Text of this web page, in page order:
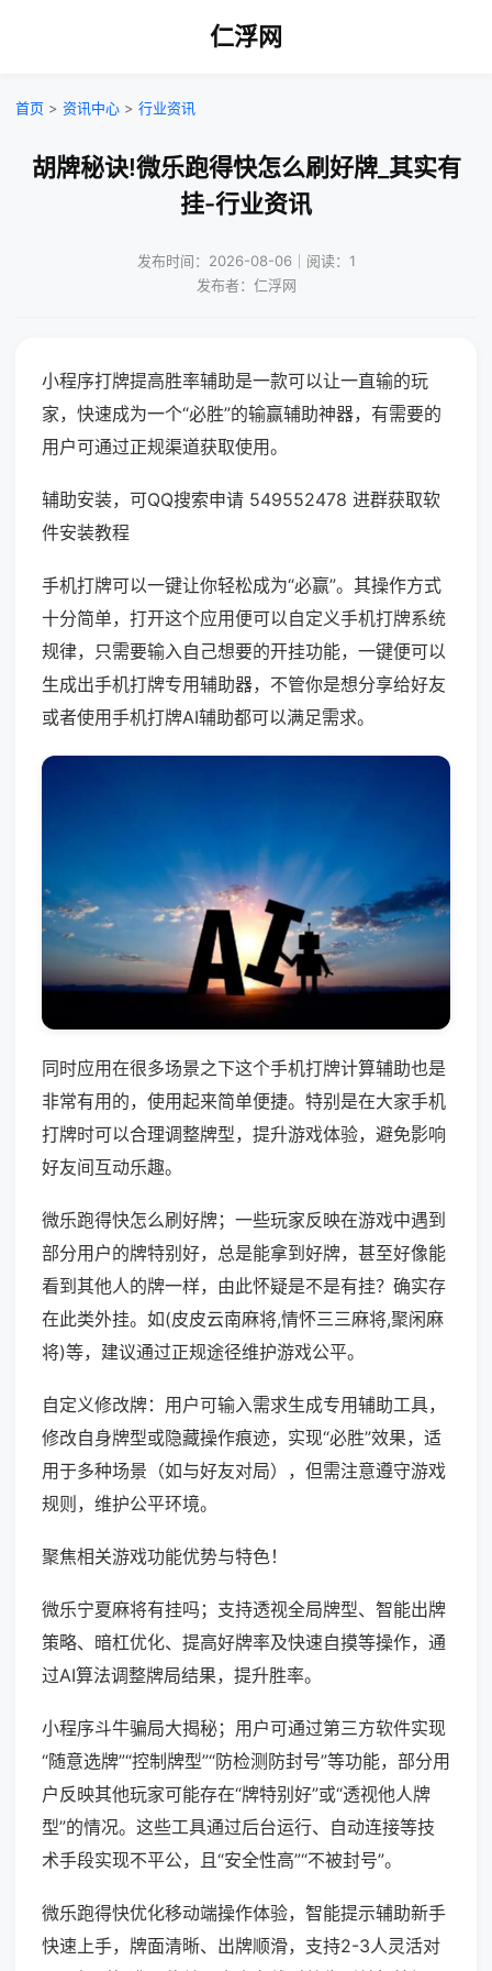
仁浮网
首页 > 资讯中心 > 行业资讯
胡牌秘诀!微乐跑得快怎么刷好牌_其实有
挂-行业资讯
发布时间：2026-08-06｜阅读：1
发布者：仁浮网
小程序打牌提高胜率辅助是一款可以让一直输的玩
家，快速成为一个“必胜”的输赢辅助神器，有需要的
用户可通过正规渠道获取使用。
辅助安装，可QQ搜索申请 549552478 进群获取软
件安装教程
手机打牌可以一键让你轻松成为“必赢”。其操作方式
十分简单，打开这个应用便可以自定义手机打牌系统
规律，只需要输入自己想要的开挂功能，一键便可以
生成出手机打牌专用辅助器，不管你是想分享给好友
或者使用手机打牌AI辅助都可以满足需求。
同时应用在很多场景之下这个手机打牌计算辅助也是
非常有用的，使用起来简单便捷。特别是在大家手机
打牌时可以合理调整牌型，提升游戏体验，避免影响
好友间互动乐趣。
微乐跑得快怎么刷好牌；一些玩家反映在游戏中遇到
部分用户的牌特别好，总是能拿到好牌，甚至好像能
看到其他人的牌一样，由此怀疑是不是有挂？确实存
在此类外挂。如(皮皮云南麻将,情怀三三麻将,聚闲麻
将)等，建议通过正规途径维护游戏公平。
自定义修改牌：用户可输入需求生成专用辅助工具，
修改自身牌型或隐藏操作痕迹，实现“必胜”效果，适
用于多种场景（如与好友对局），但需注意遵守游戏
规则，维护公平环境。
聚焦相关游戏功能优势与特色！
微乐宁夏麻将有挂吗；支持透视全局牌型、智能出牌
策略、暗杠优化、提高好牌率及快速自摸等操作，通
过AI算法调整牌局结果，提升胜率。
小程序斗牛骗局大揭秘；用户可通过第三方软件实现
“随意选牌”“控制牌型”“防检测防封号”等功能，部分用
户反映其他玩家可能存在“牌特别好”或“透视他人牌
型”的情况。这些工具通过后台运行、自动连接等技
术手段实现不平公，且“安全性高”“不被封号”。
微乐跑得快优化移动端操作体验，智能提示辅助新手
快速上手，牌面清晰、出牌顺滑，支持2-3人灵活对